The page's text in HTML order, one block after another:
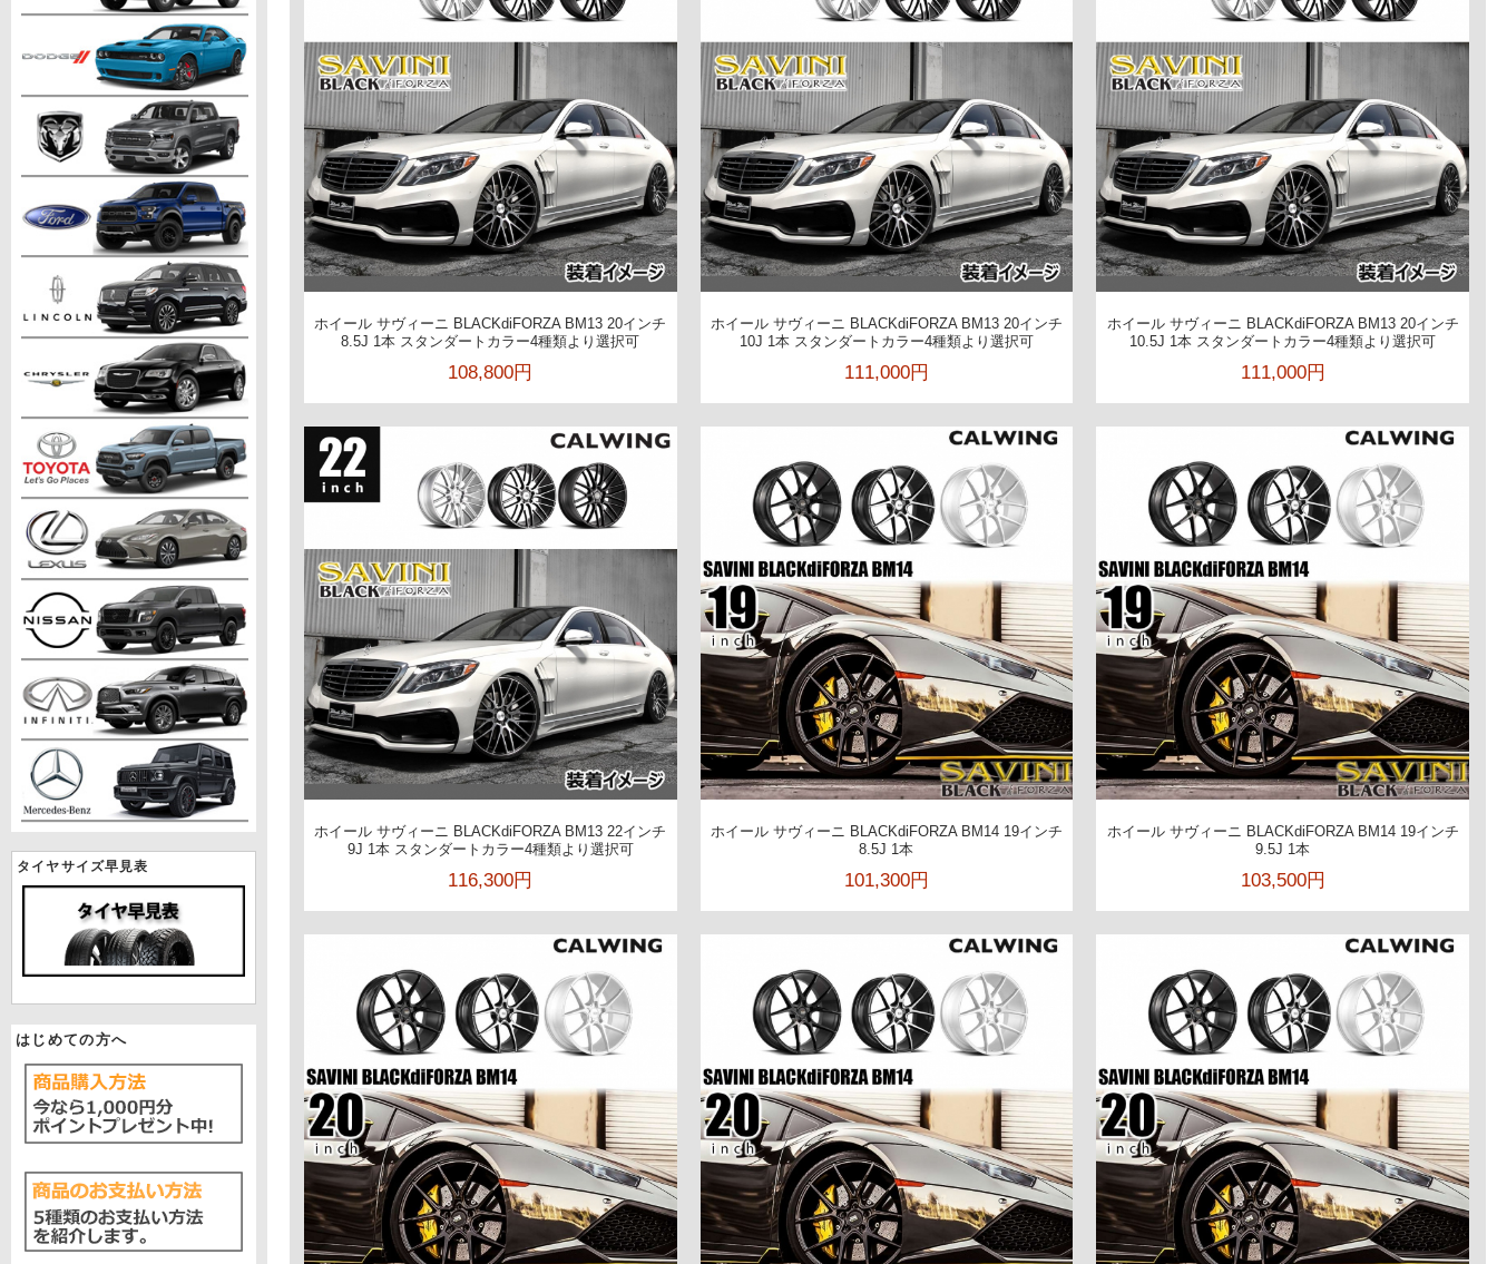
タイヤサイズ早見表
はじめての方へ
ホイール サヴィーニ BLACKdiFORZA BM13 20インチ
8.5J 1本 スタンダートカラー4種類より選択可
108,800円
ホイール サヴィーニ BLACKdiFORZA BM13 20インチ
10J 1本 スタンダートカラー4種類より選択可
111,000円
ホイール サヴィーニ BLACKdiFORZA BM13 20インチ
10.5J 1本 スタンダートカラー4種類より選択可
111,000円
ホイール サヴィーニ BLACKdiFORZA BM13 22インチ
9J 1本 スタンダートカラー4種類より選択可
116,300円
ホイール サヴィーニ BLACKdiFORZA BM14 19インチ
8.5J 1本
101,300円
ホイール サヴィーニ BLACKdiFORZA BM14 19インチ
9.5J 1本
103,500円